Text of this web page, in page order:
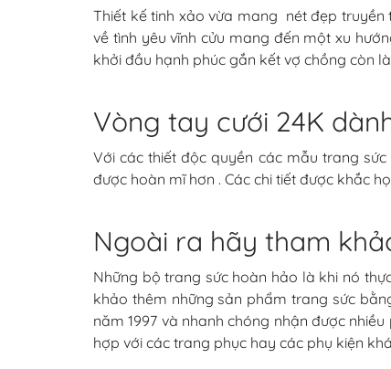
Thiết kế tinh xảo vừa mang nét đẹp truyền
về tình yêu vĩnh cửu mang đến một xu
khởi đầu hạnh phúc gắn kết vợ chồng còn
Vòng tay cưới 24K
Với các thiết độc quyền các mẫu trang
được hoàn mĩ hơn . Các chi tiết được khắc
Ngoài ra hãy tham
Những bộ trang sức hoàn hảo là khi nó
khảo thêm những sản phẩm trang sức
năm 1997 và nhanh chóng nhận được
hợp với các trang phục hay các phụ kiện